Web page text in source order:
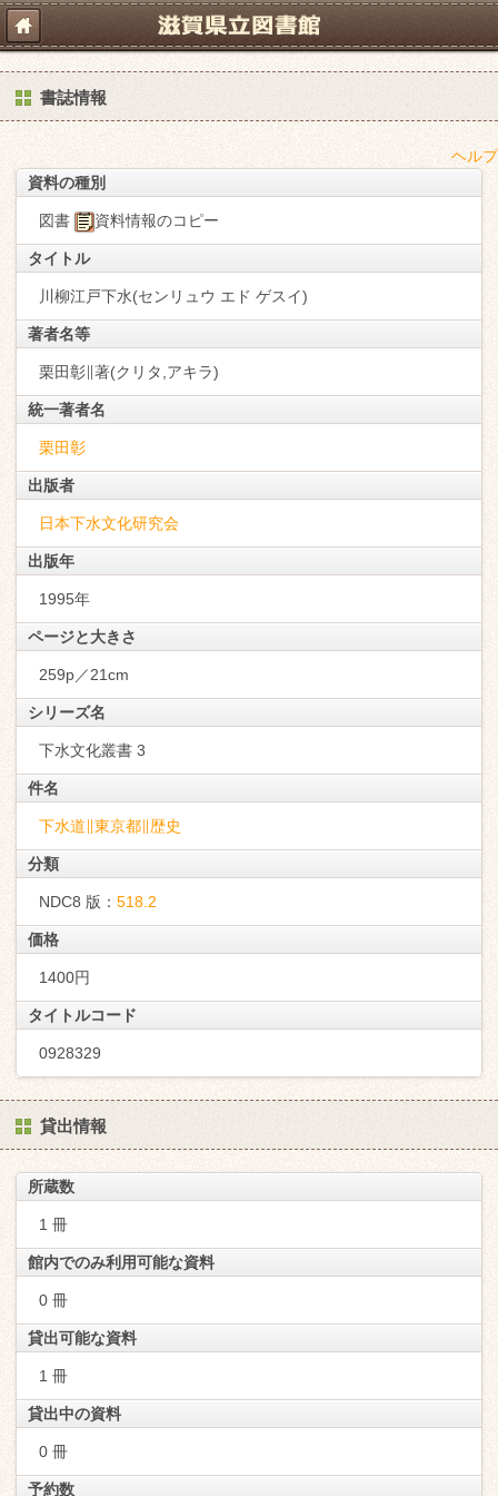
書誌情報
ヘルプ
資料の種別
図書 資料情報のコピー
タイトル
川柳江戸下水(センリュウ エド ゲスイ)
著者名等
栗田彰∥著(クリタ,アキラ)
統一著者名
栗田彰
出版者
日本下水文化研究会
出版年
1995年
ページと大きさ
259p／21cm
シリーズ名
下水文化叢書 3
件名
下水道∥東京都∥歴史
分類
NDC8 版： 518.2
価格
1400円
タイトルコード
0928329
貸出情報
所蔵数
1 冊
館内でのみ利用可能な資料
0 冊
貸出可能な資料
1 冊
貸出中の資料
0 冊
予約数